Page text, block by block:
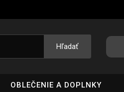
Hľadať
OBLEČENIE A DOPLNKY